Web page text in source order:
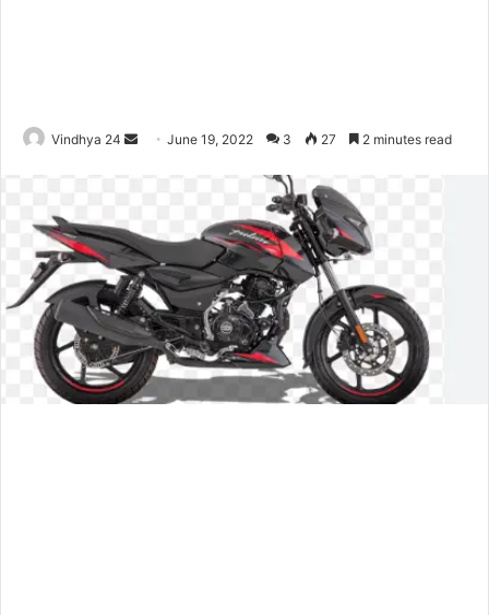
Vindhya 24
SendJune 19, 2022 3 27 2 minutes read